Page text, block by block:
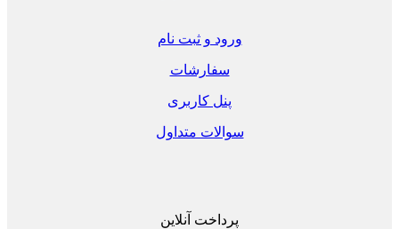
ورود و ثبت نام
سفارشات
پنل کاربری
سوالات متداول
پرداخت آنلاین